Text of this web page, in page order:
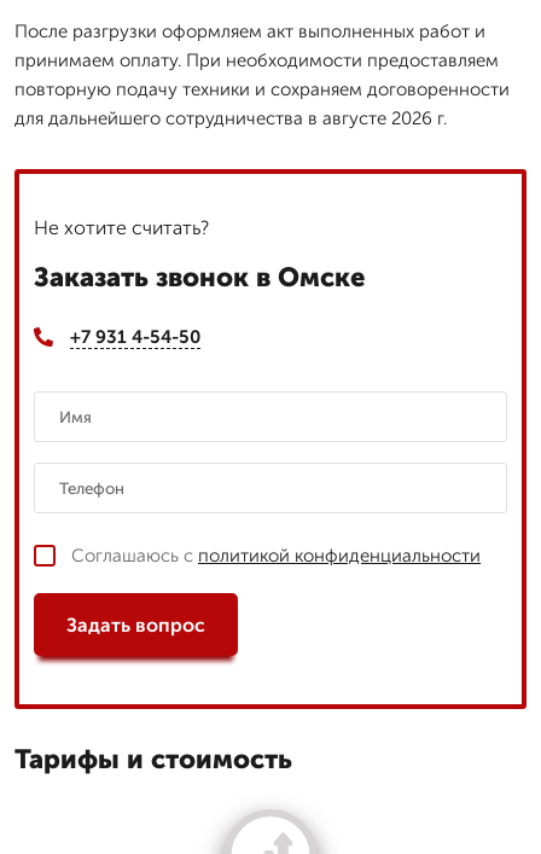
После разгрузки оформляем акт выполненных работ и
принимаем оплату. При необходимости предоставляем
повторную подачу техники и сохраняем договоренности
для дальнейшего сотрудничества в августе 2026 г.
Не хотите считать?
Заказать звонок в Омске
+7 931 4-54-50
Соглашаюсь с политикой конфиденциальности
Задать вопрос
Тарифы и стоимость